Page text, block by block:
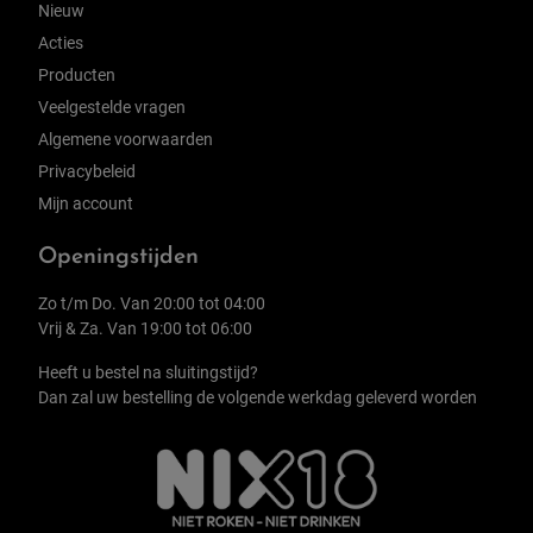
Nieuw
Acties
Producten
Veelgestelde vragen
Algemene voorwaarden
Privacybeleid
Mijn account
Openingstijden
Zo t/m Do. Van 20:00 tot 04:00
Vrij & Za. Van 19:00 tot 06:00
Heeft u bestel na sluitingstijd?
Dan zal uw bestelling de volgende werkdag geleverd worden